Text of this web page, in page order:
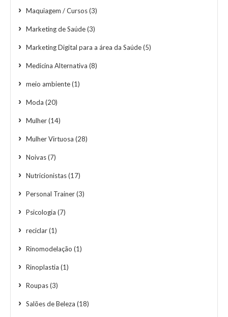
Maquiagem / Cursos(3)
Marketing de Saúde(3)
Marketing Digital para a área da Saúde(5)
Medicina Alternativa (8)
meio ambiente(1)
Moda (20)
Mulher(14)
Mulher Virtuosa (28)
Noivas(7)
Nutricionistas(17)
Personal Trainer(3)
Psicologia (7)
reciclar(1)
Rinomodelação (1)
Rinoplastia (1)
Roupas(3)
Salões de Beleza (18)